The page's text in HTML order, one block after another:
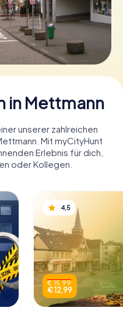
in Mettmann
unserer zahlreichen
Mit myCityHunt
Erlebnis für dich,
oder Kollegen.
4,5
€ 15,99
€ 12,99